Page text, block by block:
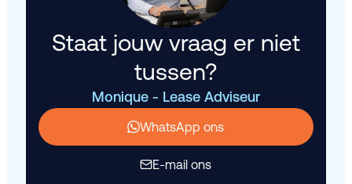
Staat jouw vraag er niet
tussen?
Monique - Lease Adviseur
WhatsApp ons
E-mail ons